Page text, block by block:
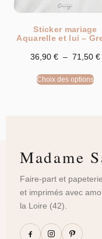
Sticker mariage
Aquarelle et lui –
36,90 € – 71,50 €
Choix des options
Madame
Faire-part et
et imprimés avec
la Loire (42).